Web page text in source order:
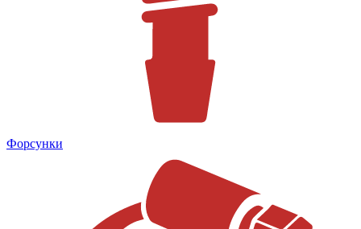
Форсунки